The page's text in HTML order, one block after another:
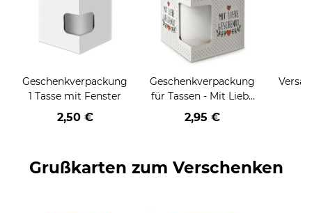
Geschenkverpackung
1 Tasse mit Fenster
2,50 €
Geschenkverpackung
für Tassen - Mit Liebe
geschenkt
2,95 €
Grußkarten zum Verschenken